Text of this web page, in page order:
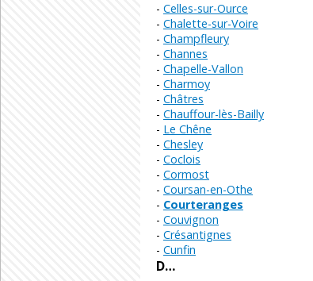
Celles-sur-Ource
Chalette-sur-Voire
Champfleury
Channes
Chapelle-Vallon
Charmoy
Châtres
Chauffour-lès-Bailly
Le Chêne
Chesley
Coclois
Cormost
Coursan-en-Othe
Courteranges
Couvignon
Crésantignes
Cunfin
D…